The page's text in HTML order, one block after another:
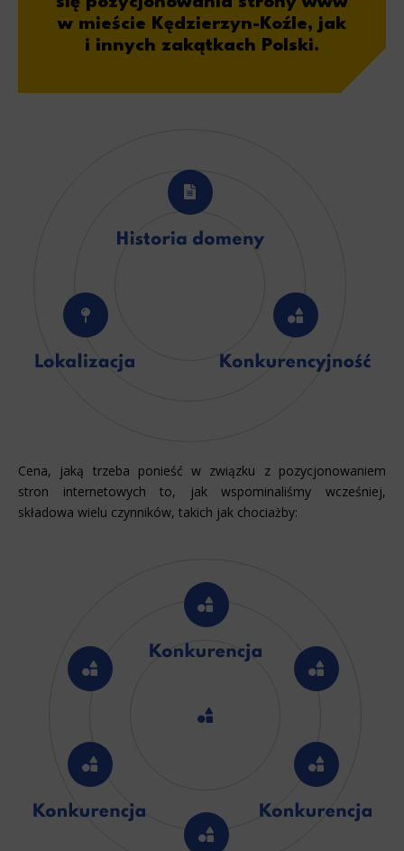
w mieście Kędzierzyn-Koźle, jak
i innych zakątkach Polski.
Cena, jaką trzeba ponieść w związku z pozycjonowaniem
stron internetowych to, jak wspominaliśmy wcześniej,
składowa wielu czynników, takich jak chociażby: